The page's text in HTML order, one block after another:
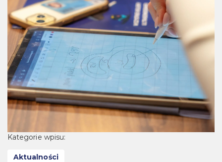
Kategorie wpisu:
Aktualności